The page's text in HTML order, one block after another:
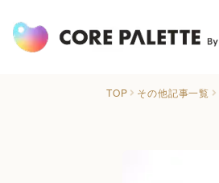
TOP その他記事一覧